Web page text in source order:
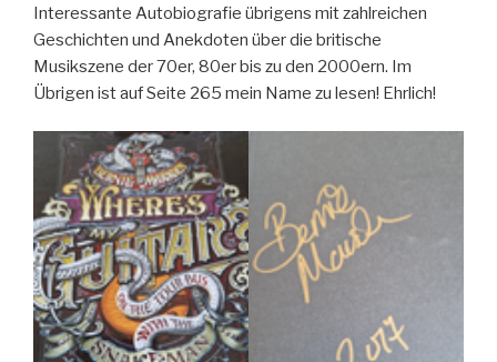
Interessante Autobiografie übrigens mit zahlreichen
Geschichten und Anekdoten über die britische
Musikszene der 70er, 80er bis zu den 2000ern. Im
Übrigen ist auf Seite 265 mein Name zu lesen! Ehrlich!